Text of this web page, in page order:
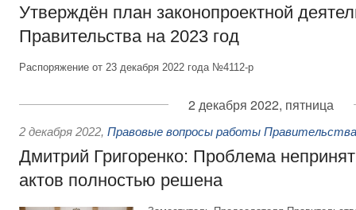
Утверждён план законопроектной
Правительства на 2023 год
Распоряжение от 23 декабря 2022 года №4112-р
2 декабря 2022, пятница
2 декабря 2022, Правовые вопросы работы
Дмитрий Григоренко: Проблема
актов полностью решена